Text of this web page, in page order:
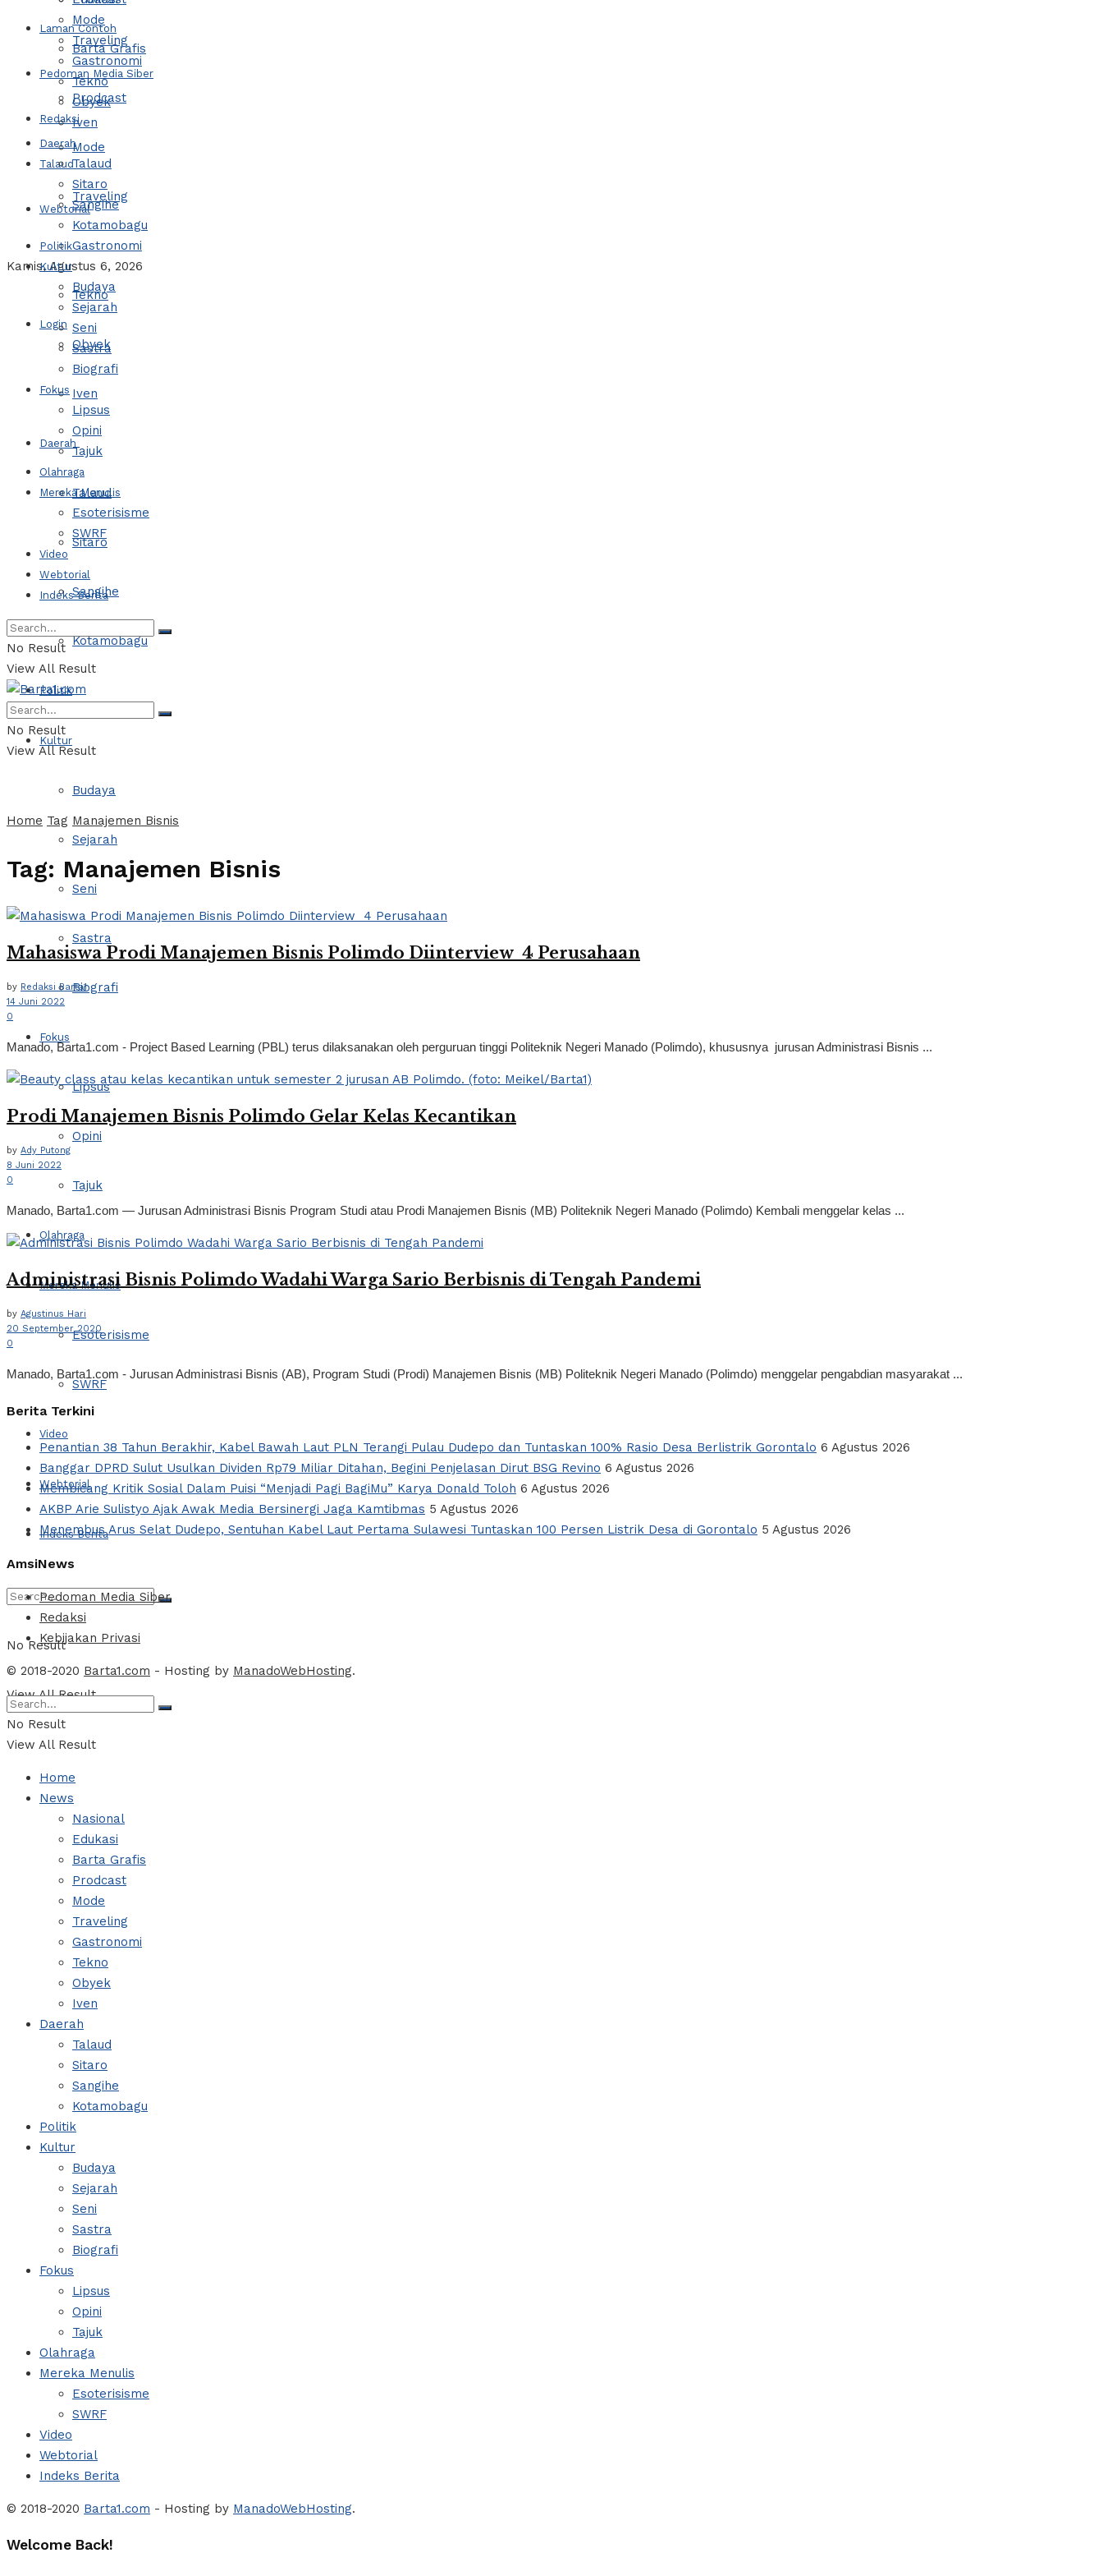
Laman Contoh
Pedoman Media Siber
Redaksi
Talaud
Webtorial
Kamis, Agustus 6, 2026
Login
Barta Grafis
Prodcast
Mode
Traveling
Gastronomi
Tekno
Obyek
Iven
Daerah
Talaud
Sitaro
Sangihe
Kotamobagu
Politik
Kultur
Budaya
Sejarah
Seni
Sastra
Biografi
Fokus
Lipsus
Opini
Tajuk
Olahraga
Mereka Menulis
Esoterisisme
SWRF
Video
Webtorial
Indeks Berita
No Result
View All Result
Mode
Traveling
Gastronomi
Tekno
Obyek
Iven
Daerah
Talaud
Sitaro
Sangihe
Kotamobagu
Politik
Kultur
Budaya
Sejarah
Seni
Sastra
Biografi
Fokus
Lipsus
Opini
Tajuk
Olahraga
Mereka Menulis
Esoterisisme
SWRF
Video
Webtorial
Indeks Berita
No Result
View All Result
No Result
View All Result
Home Tag Manajemen Bisnis
Tag: Manajemen Bisnis
Mahasiswa Prodi Manajemen Bisnis Polimdo Diinterview 4 Perusahaan
by Redaksi Barta1
14 Juni 2022
0
Manado, Barta1.com - Project Based Learning (PBL) terus dilaksanakan oleh perguruan tinggi Politeknik Negeri Manado (Polimdo), khususnya jurusan Administrasi Bisnis ...
Prodi Manajemen Bisnis Polimdo Gelar Kelas Kecantikan
by Ady Putong
8 Juni 2022
0
Manado, Barta1.com — Jurusan Administrasi Bisnis Program Studi atau Prodi Manajemen Bisnis (MB) Politeknik Negeri Manado (Polimdo) Kembali menggelar kelas ...
Administrasi Bisnis Polimdo Wadahi Warga Sario Berbisnis di Tengah Pandemi
by Agustinus Hari
20 September 2020
0
Manado, Barta1.com - Jurusan Administrasi Bisnis (AB), Program Studi (Prodi) Manajemen Bisnis (MB) Politeknik Negeri Manado (Polimdo) menggelar pengabdian masyarakat ...
Berita Terkini
Penantian 38 Tahun Berakhir, Kabel Bawah Laut PLN Terangi Pulau Dudepo dan Tuntaskan 100% Rasio Desa Berlistrik Gorontalo 6 Agustus 2026
Banggar DPRD Sulut Usulkan Dividen Rp79 Miliar Ditahan, Begini Penjelasan Dirut BSG Revino 6 Agustus 2026
Membicang Kritik Sosial Dalam Puisi “Menjadi Pagi BagiMu” Karya Donald Toloh 6 Agustus 2026
AKBP Arie Sulistyo Ajak Awak Media Bersinergi Jaga Kamtibmas 5 Agustus 2026
Menembus Arus Selat Dudepo, Sentuhan Kabel Laut Pertama Sulawesi Tuntaskan 100 Persen Listrik Desa di Gorontalo 5 Agustus 2026
AmsiNews
Pedoman Media Siber
Redaksi
Kebijakan Privasi
© 2018-2020 Barta1.com - Hosting by ManadoWebHosting.
No Result
View All Result
Home
News
Nasional
Edukasi
Barta Grafis
Prodcast
Mode
Traveling
Gastronomi
Tekno
Obyek
Iven
Daerah
Talaud
Sitaro
Sangihe
Kotamobagu
Politik
Kultur
Budaya
Sejarah
Seni
Sastra
Biografi
Fokus
Lipsus
Opini
Tajuk
Olahraga
Mereka Menulis
Esoterisisme
SWRF
Video
Webtorial
Indeks Berita
© 2018-2020 Barta1.com - Hosting by ManadoWebHosting.
Welcome Back!